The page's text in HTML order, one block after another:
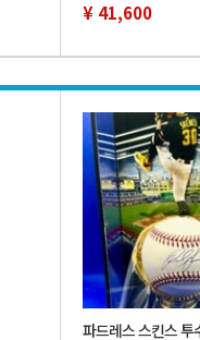
¥ 41,600
파드레스 스킨스 투